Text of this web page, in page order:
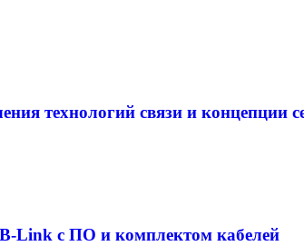
технологий связи и
Link с ПО и комплектом кабелей